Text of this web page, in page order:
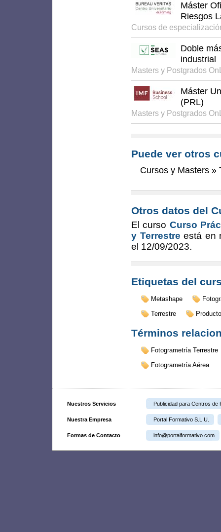
Máster
Riesgos
Cursos de
Doble
industrial
Masters y Postgrados
Máster
(PRL)
Masters y Postgrados
Puede ver otros
Cursos y Masters »
Otros datos del
El curso Curso
y Terrestre está en
el 12/09/2023.
Etiquetas del
Metashape
Terrestre
Términos
Fotogrametría Terrestre
Fotogrametría Aérea
Nuestros Servicios Publicidad para Centros de
Nuestra Empresa Portal Formativo S.L.U.
Formas de Contacto info@portalformativo.com